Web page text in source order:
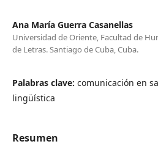
Ana María Guerra Casanellas
Universidad de Oriente, Facultad de
de Letras. Santiago de Cuba, Cuba.
Palabras clave: comunicación en
lingüística
Resumen